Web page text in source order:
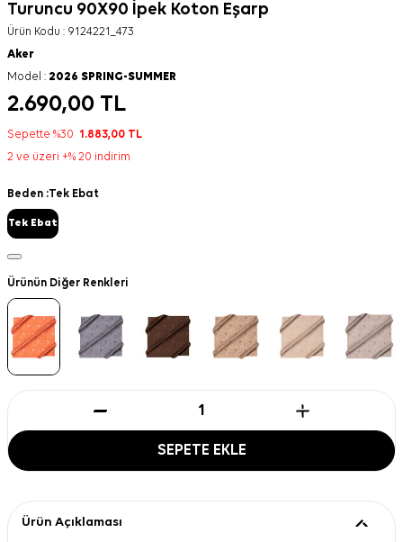
Turuncu 90X90 İpek Koton Eşarp
Ürün Kodu : 9124221_473
Aker
Model : 2026 SPRING-SUMMER
2.690,00 TL
Sepette %30 1.883,00 TL
2 ve üzeri +% 20 indirim
Beden :Tek Ebat
Tek Ebat
Ürünün Diğer Renkleri
SEPETE EKLE
Ürün Açıklaması